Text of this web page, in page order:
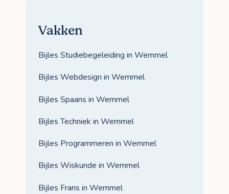
Vakken
Bijles Studiebegeleiding in Wemmel
Bijles Webdesign in Wemmel
Bijles Spaans in Wemmel
Bijles Techniek in Wemmel
Bijles Programmeren in Wemmel
Bijles Wiskunde in Wemmel
Bijles Frans in Wemmel